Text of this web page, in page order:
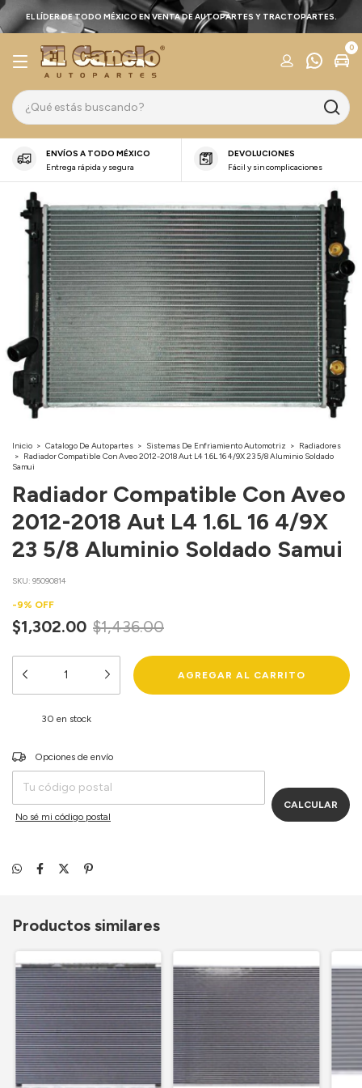
EL LÍDER DE TODO MÉXICO EN VENTA DE AUTOPARTES Y TRACTOPARTES.
0
ENVÍOS A TODO MÉXICO
Entrega rápida y segura
DEVOLUCIONES
Fácil y sin complicaciones
Inicio > Catalogo De Autopartes > Sistemas De Enfriamiento Automotriz > Radiadores
> Radiador Compatible Con Aveo 2012-2018 Aut L4 1.6L 16 4/9X 23 5/8 Aluminio Soldado
Samui
Radiador Compatible Con Aveo
2012-2018 Aut L4 1.6L 16 4/9X
23 5/8 Aluminio Soldado Samui
SKU: 95090814
-9% OFF
$1,302.00 $1,436.00
30 en stock
Entregas para el CP:
Opciones de envío
CALCULAR
No sé mi código postal
Productos similares